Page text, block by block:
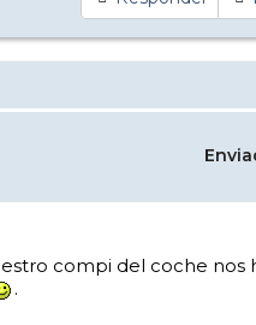
compi del coche nos
.